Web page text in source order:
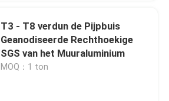
T3 - T8 verdun de Pijpbuis
Geanodiseerde Rechthoekige
SGS van het Muuraluminium
MOQ：1 ton